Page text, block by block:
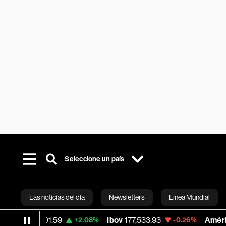
Seleccione un país
Las noticias del día Newsletters Línea Mundial
Bloomberg
+2.08% Ibov 177,533.93 -0.26% América Móvil